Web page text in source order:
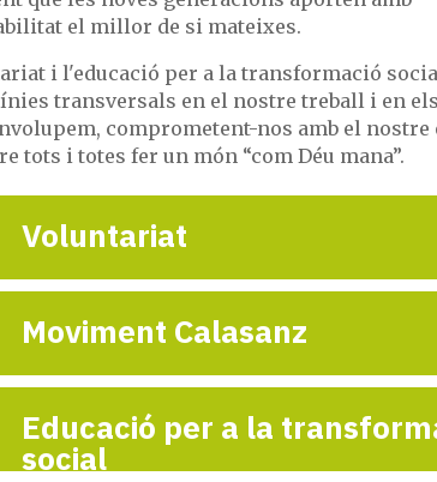
el millor de si mateixes.
i l'educació per a la transformació
transversals en el nostre treball i en
comprometent-nos amb el
tots i totes fer un món “com Déu mana”.
Voluntariat
Moviment Calasanz
Educació per a la
social